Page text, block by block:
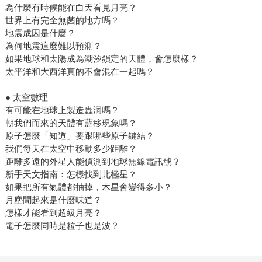
為什麼有時候能在白天看見月亮？
世界上有完全無菌的地方嗎？
地震成因是什麼？
為何地震這麼難以預測？
如果地球和太陽成為潮汐鎖定的天體，會怎麼樣？
太平洋和大西洋真的不會混在一起嗎？
● 太空數理
有可能在地球上製造蟲洞嗎？
朝我們而來的天體有藍移現象嗎？
原子怎麼「知道」要跟哪些原子鍵結？
我們每天在太空中移動多少距離？
距離多遠的外星人能偵測到地球無線電訊號？
新手天文指南：怎樣找到北極星？
如果把所有氣體都抽掉，木星會變得多小？
月塵聞起來是什麼味道？
怎樣才能看到超級月亮？
電子怎麼同時是粒子也是波？